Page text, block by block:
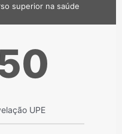
superior na saúde
UPE